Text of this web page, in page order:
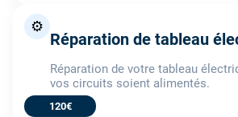
⚙️
Réparation de tableau
Réparation de votre tableau
vos circuits soient alimentés.
120€